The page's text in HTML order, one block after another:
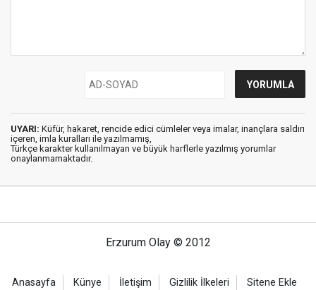
UYARI: Küfür, hakaret, rencide edici cümleler veya imalar, inançlara saldırı
içeren, imla kuralları ile yazılmamış,
Türkçe karakter kullanılmayan ve büyük harflerle yazılmış yorumlar
onaylanmamaktadır.
Erzurum Olay © 2012
Anasayfa Künye İletişim Gizlilik İlkeleri Sitene Ekle